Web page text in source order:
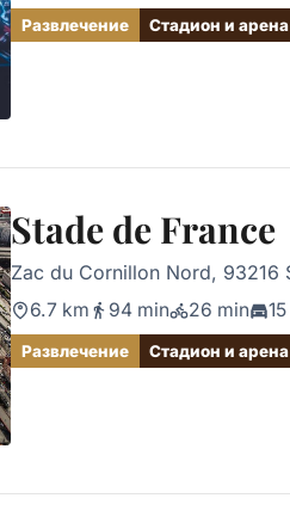
Развлечение Стадион и арена
Stade de France
Zac du Cornillon Nord, 93216
6.7 km 94 min 26 min
Развлечение Стадион и арена